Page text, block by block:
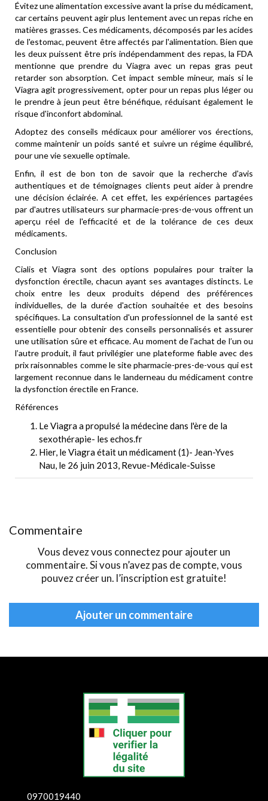
Évitez une alimentation excessive avant la prise du médicament,
car certains peuvent agir plus lentement avec un repas riche en
matières grasses. Ces médicaments, décomposés par les acides
de l'estomac, peuvent être affectés par l'alimentation. Bien que
les deux puissent être pris indépendamment des repas, la FDA
mentionne que prendre du Viagra avec un repas gras peut
retarder son absorption. Cet impact semble mineur, mais si le
Viagra agit progressivement, opter pour un repas plus léger ou
le prendre à jeun peut être bénéfique, réduisant également le
risque d'inconfort abdominal.
Adoptez des conseils médicaux pour améliorer vos érections,
comme maintenir un poids santé et suivre un régime équilibré,
pour une vie sexuelle optimale.
Enfin, il est de bon ton de savoir que la recherche d'avis
authentiques et de témoignages clients peut aider à prendre
une décision éclairée. A cet effet, les expériences partagées
par d'autres utilisateurs sur pharmacie-pres-de-vous offrent un
aperçu réel de l'efficacité et de la tolérance de ces deux
médicaments.
Conclusion
Cialis et Viagra sont des options populaires pour traiter la
dysfonction érectile, chacun ayant ses avantages distincts. Le
choix entre les deux produits dépend des préférences
individuelles, de la durée d'action souhaitée et des besoins
spécifiques. La consultation d'un professionnel de la santé est
essentielle pour obtenir des conseils personnalisés et assurer
une utilisation sûre et efficace. Au moment de l’achat de l’un ou
l’autre produit, il faut privilégier une plateforme fiable avec des
prix raisonnables comme le site pharmacie-pres-de-vous qui est
largement reconnue dans le landerneau du médicament contre
la dysfonction érectile en France.
Références
Le Viagra a propulsé la médecine dans l'ère de la
sexothérapie- les echos.fr
Hier, le Viagra était un médicament (1)- Jean-Yves
Nau, le 26 juin 2013, Revue-Médicale-Suisse
Commentaire
Vous devez vous connectezpour ajouter un
commentaire. Si vous n’avez pas de compte, vous
pouvezcréerun. l’inscription est gratuite!
Ajouter un commentaire
0970019440